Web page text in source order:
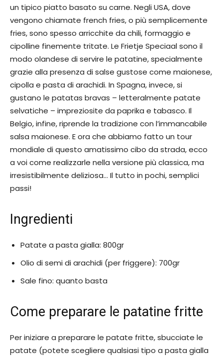
un tipico piatto basato su carne. Negli USA, dove
vengono chiamate french fries, o più semplicemente
fries, sono spesso arricchite da chili, formaggio e
cipolline finemente tritate. Le Frietje Speciaal sono il
modo olandese di servire le patatine, specialmente
grazie alla presenza di salse gustose come maionese,
cipolla e pasta di arachidi. In Spagna, invece, si
gustano le patatas bravas – letteralmente patate
selvatiche – impreziosite da paprika e tabasco. Il
Belgio, infine, riprende la tradizione con l’immancabile
salsa maionese. E ora che abbiamo fatto un tour
mondiale di questo amatissimo cibo da strada, ecco
a voi come realizzarle nella versione più classica, ma
irresistibilmente deliziosa… Il tutto in pochi, semplici
passi!
Ingredienti
Patate a pasta gialla: 800gr
Olio di semi di arachidi (per friggere): 700gr
Sale fino: quanto basta
Come preparare le patatine fritte
Per iniziare a preparare le patate fritte, sbucciate le
patate (potete scegliere qualsiasi tipo a pasta gialla